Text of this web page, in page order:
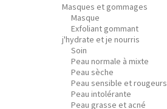
Masques et gommages
Masque
Exfoliant gommant
j'hydrate et je nourris
Soin
Peau normale à mixte
Peau sèche
Peau sensible et rougeurs
Peau intolérante
Peau grasse et acné